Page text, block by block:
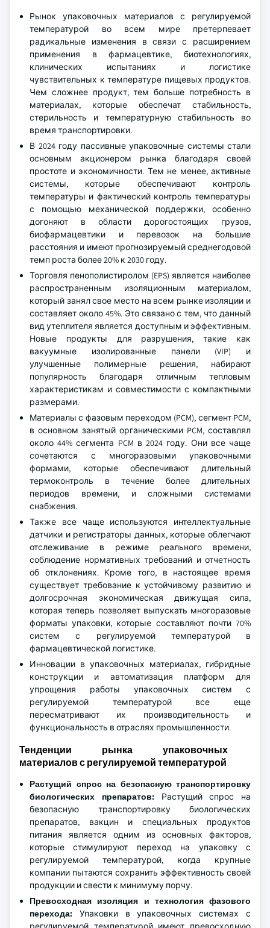
Рынок упаковочных материалов с регулируемой
температурой во всем мире претерпевает
радикальные изменения в связи с расширением
применения в фармацевтике, биотехнологиях,
клинических испытаниях и логистике
чувствительных к температуре пищевых продуктов.
Чем сложнее продукт, тем больше потребность в
материалах, которые обеспечат стабильность,
стерильность и температурную стабильность во
время транспортировки.
В 2024 году пассивные упаковочные системы стали
основным акционером рынка благодаря своей
простоте и экономичности. Тем не менее, активные
системы, которые обеспечивают контроль
температуры и фактический контроль температуры
с помощью механической поддержки, особенно
догоняют в области дорогостоящих грузов,
биофармацевтики и перевозок на большие
расстояния и имеют прогнозируемый среднегодовой
темп роста более 20% к 2030 году.
Торговля пенополистиролом (EPS) является наиболее
распространенным изоляционным материалом,
который занял свое место на всем рынке изоляции и
составляет около 45%. Это связано с тем, что данный
вид утеплителя является доступным и эффективным.
Новые продукты для разрушения, такие как
вакуумные изолированные панели (VIP) и
улучшенные полимерные решения, набирают
популярность благодаря отличным тепловым
характеристикам и совместимости с компактными
размерами.
Материалы с фазовым переходом (PCM), сегмент PCM,
в основном занятый органическими PCM, составлял
около 44% сегмента PCM в 2024 году. Они все чаще
сочетаются с многоразовыми упаковочными
формами, которые обеспечивают длительный
термоконтроль в течение более длительных
периодов времени, и сложными системами
снабжения.
Также все чаще используются интеллектуальные
датчики и регистраторы данных, которые облегчают
отслеживание в режиме реального времени,
соблюдение нормативных требований и отчетность
об отклонениях. Кроме того, в настоящее время
существует требование к устойчивому развитию и
долгосрочная экономическая движущая сила,
которая теперь позволяет выпускать многоразовые
форматы упаковки, которые составляют почти 70%
систем с регулируемой температурой в
фармацевтической логистике.
Инновации в упаковочных материалах, гибридные
конструкции и автоматизация платформ для
упрощения работы упаковочных систем с
регулируемой температурой все еще
пересматривают их производительность и
функциональность в отраслях промышленности.
Тенденции рынка упаковочных
материалов с регулируемой температурой
Растущий спрос на безопасную транспортировку
биологических препаратов:Растущий спрос на
безопасную транспортировку биологических
препаратов, вакцин и специальных продуктов
питания является одним из основных факторов,
которые стимулируют переход на упаковку с
регулируемой температурой, когда крупные
компании пытаются сохранить эффективность своей
продукции и свести к минимуму порчу.
Превосходная изоляция и технология фазового
перехода: Упаковки в упаковочных системах с